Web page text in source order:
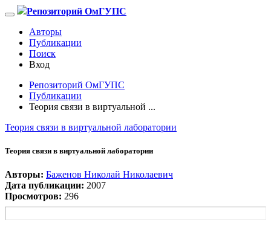
Репозиторий ОмГУПС
Авторы
Публикации
Поиск
Вход
Репозиторий ОмГУПС
Публикации
Теория связи в виртуальной ...
Теория связи в виртуальной лаборатории
Теория связи в виртуальной лаборатории
Авторы: Баженов Николай Николаевич
Дата публикации: 2007
Просмотров: 296